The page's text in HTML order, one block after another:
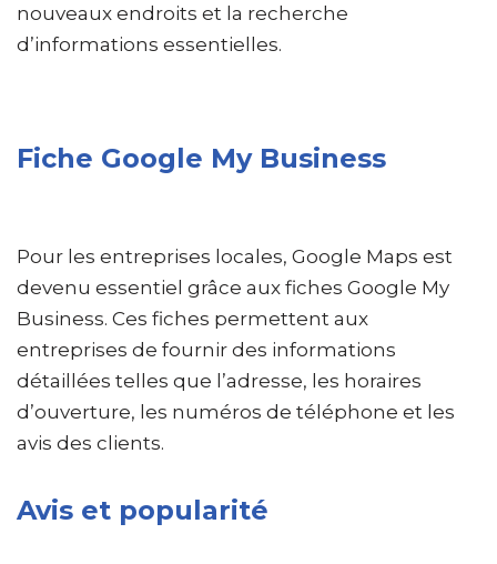
nouveaux endroits et la recherche
d’informations essentielles.
Fiche Google My Business
Pour les entreprises locales, Google Maps est
devenu essentiel grâce aux fiches Google My
Business. Ces fiches permettent aux
entreprises de fournir des informations
détaillées telles que l’adresse, les horaires
d’ouverture, les numéros de téléphone et les
avis des clients.
Avis et popularité